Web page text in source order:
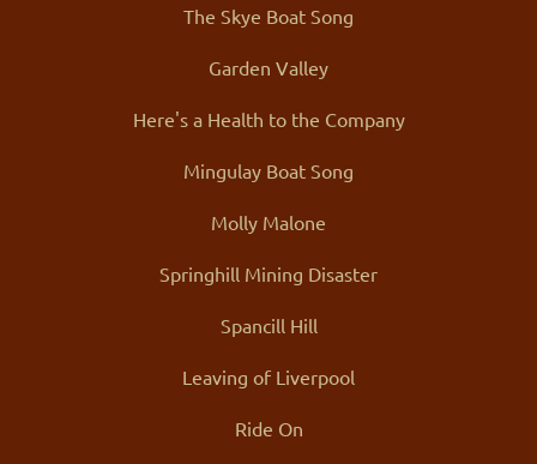
The Skye Boat Song
Garden Valley
Here's a Health to the Company
Mingulay Boat Song
Molly Malone
Springhill Mining Disaster
Spancill Hill
Leaving of Liverpool
Ride On